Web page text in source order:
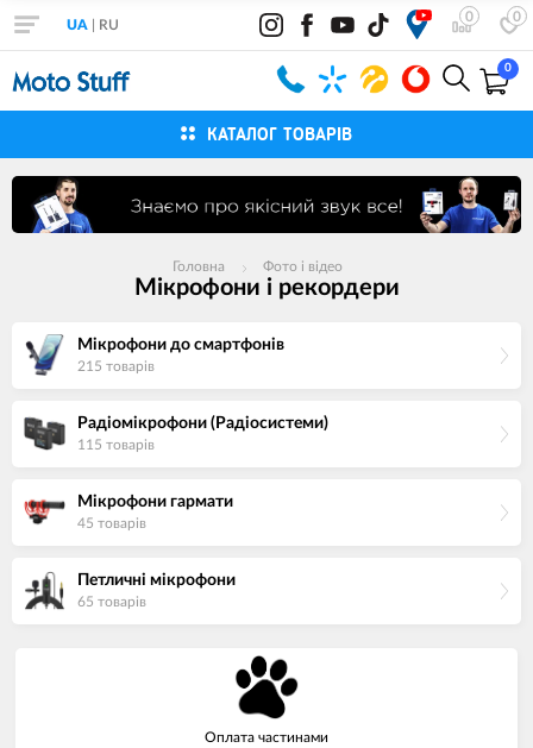
0 0
UA RU
0
КАТАЛОГ ТОВАРІВ
Головна Фото і відео
Мікрофони і рекордери
Мікрофони до смартфонів
215 товарiв
Радіомікрофони (Радіосистеми)
115 товарiв
Мікрофони гармати
45 товарiв
Петличні мікрофони
65 товарiв
Оплата частинами